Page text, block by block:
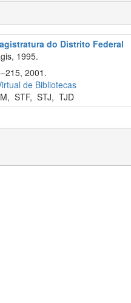
do Distrito Federal
1995.
2001.
de Bibliotecas
, STF, STJ, TJD